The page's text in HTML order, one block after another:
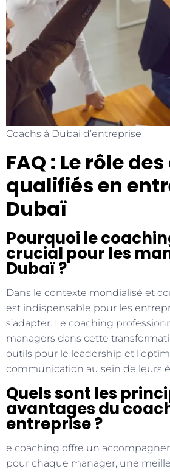
Coachs à Dubai d’entreprise
FAQ : Le rôle
qualifiés en
Dubaï
Pourquoi le
crucial pour les
Dubaï ?
Dans le contexte mondialisé et
est indispensable pour les
s’adapter. Le coaching
managers dans cette
outils pour le leadership et
communication au sein de leurs
Quels sont les
avantages du
entreprise ?
e coaching offre un
pour chaque manager, une